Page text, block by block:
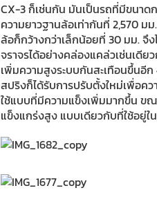
CX-3 ก็เช่นกัน มันเป็นรถที่มีขนา
ความยาวฐานล้อเท่ากันที่ 2,570 ม
ล้อก็กว้างกว่าเล็กน้อยที่ 30 มม. จึ
จราจรได้อย่างคล่องแคล่วเช่นเดี
เพิ่มความสูงระบบกันสะเทือนขึ้นอี
สปริงก็ได้รับการปรับตั้งใหม่เพื่อค
ใช้แบบที่มีความแข็งเพิ่มมากขึ้น ข
แข็งแกร่งสูง แบบเดียวกับที่ใช้อยู่ใ